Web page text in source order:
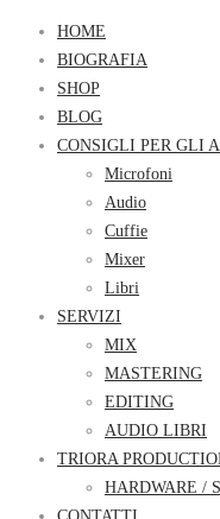
HOME
BIOGRAFIA
SHOP
BLOG
CONSIGLI PER GLI
Microfoni
Audio
Cuffie
Mixer
Libri
SERVIZI
MIX
MASTERING
EDITING
AUDIO LIBRI
TRIORA
HARDWARE /